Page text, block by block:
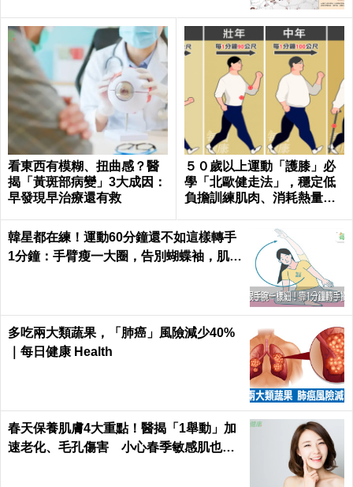
看東西有模糊、扭曲感？醫
揭「黃斑部病變」3大成因：
早發現早治療還有救
５０歲以上運動「護膝」必
學「北歐健走法」，穩定低
負擔訓練肌肉、消耗熱量｜
韓星都在練！運動60分鐘還不如這樣轉手
1分鐘：手臂瘦一大圈，告別蝴蝶袖，肌肉
多吃兩大類蔬果，「肺癌」風險減少40%
｜每日健康 Health
春天保養肌膚4大重點！醫揭「1舉動」加
速老化、毛孔傷害 小心春季敏感肌也易